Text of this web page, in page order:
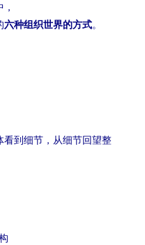
六种组织世界的方式。
到细节，从细节回望整